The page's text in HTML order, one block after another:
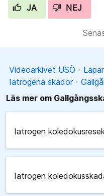
JA NEJ
Videoarkivet USÖ
Iatrogena skador
Läs mer om
Iatrogen
Iatrogen